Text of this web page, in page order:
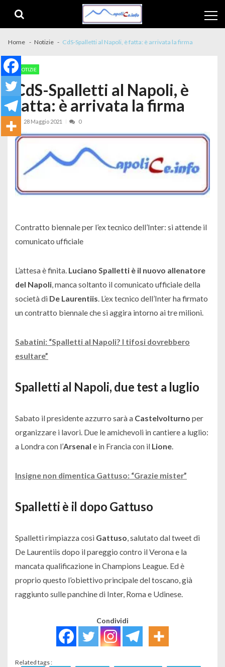
Home Notizie CdS-Spalletti al Napoli, è fatta: è arrivata la firma
NOTIZIE
CdS-Spalletti al Napoli, è
fatta: è arrivata la firma
28 Maggio 2021 0
Contratto biennale per l’ex tecnico dell’Inter: si attende il
comunicato ufficiale
L’attesa è finita. Luciano Spalletti è il nuovo allenatore
del Napoli , manca soltanto il comunicato ufficiale della
società di De Laurentiis . L’ex tecnico dell’Inter ha firmato
un contratto biennale che si aggira intorno ai tre milioni.
Sabatini: “Spalletti al Napoli? I tifosi dovrebbero
esultare”
Spalletti al Napoli, due test a luglio
Sabato il presidente azzurro sarà a Castelvolturno per
organizzare i lavori. Due le amichevoli in cantiere a luglio:
a Londra con l’Arsenal e in Francia con il Lione
Insigne non dimentica Gattuso: “Grazie mister”
Spalletti è il dopo Gattuso
Spalletti rimpiazza così Gattuso , salutato dal tweet di
De Laurentiis dopo il pareggio contro il Verona e la
mancata qualificazione in Champions League. Ed è
proprio questo l’obiettivo principale del toscano, già
raggiunto sulle panchine di Inter, Roma e Udinese.
Condividi
Related tags :